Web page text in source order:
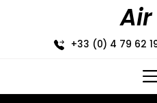
Air
+33 (0) 4 79 62